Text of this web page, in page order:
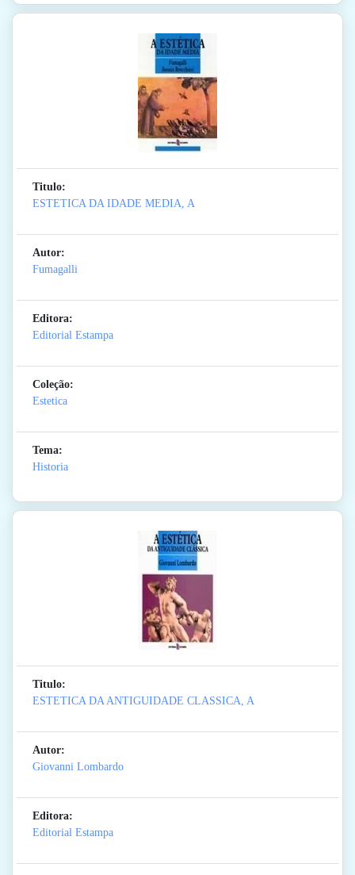
Titulo:
ESTETICA DA IDADE MEDIA, A
Autor:
Fumagalli
Editora:
Editorial Estampa
Coleção:
Estetica
Tema:
Historia
Titulo:
ESTETICA DA ANTIGUIDADE CLASSICA, A
Autor:
Giovanni Lombardo
Editora:
Editorial Estampa